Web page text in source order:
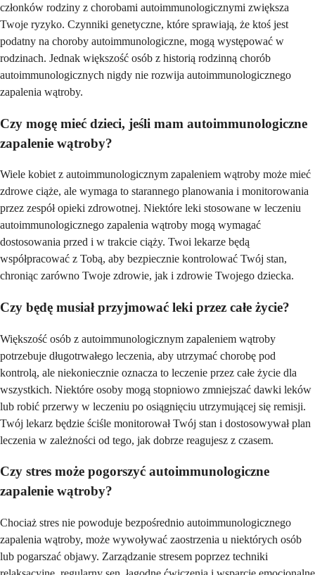
członków rodziny z chorobami autoimmunologicznymi zwiększa
Twoje ryzyko. Czynniki genetyczne, które sprawiają, że ktoś jest
podatny na choroby autoimmunologiczne, mogą występować w
rodzinach. Jednak większość osób z historią rodzinną chorób
autoimmunologicznych nigdy nie rozwija autoimmunologicznego
zapalenia wątroby.
Czy mogę mieć dzieci, jeśli mam autoimmunologiczne
zapalenie wątroby?
Wiele kobiet z autoimmunologicznym zapaleniem wątroby może mieć
zdrowe ciąże, ale wymaga to starannego planowania i monitorowania
przez zespół opieki zdrowotnej. Niektóre leki stosowane w leczeniu
autoimmunologicznego zapalenia wątroby mogą wymagać
dostosowania przed i w trakcie ciąży. Twoi lekarze będą
współpracować z Tobą, aby bezpiecznie kontrolować Twój stan,
chroniąc zarówno Twoje zdrowie, jak i zdrowie Twojego dziecka.
Czy będę musiał przyjmować leki przez całe życie?
Większość osób z autoimmunologicznym zapaleniem wątroby
potrzebuje długotrwałego leczenia, aby utrzymać chorobę pod
kontrolą, ale niekoniecznie oznacza to leczenie przez całe życie dla
wszystkich. Niektóre osoby mogą stopniowo zmniejszać dawki leków
lub robić przerwy w leczeniu po osiągnięciu utrzymującej się remisji.
Twój lekarz będzie ściśle monitorował Twój stan i dostosowywał plan
leczenia w zależności od tego, jak dobrze reagujesz z czasem.
Czy stres może pogorszyć autoimmunologiczne
zapalenie wątroby?
Chociaż stres nie powoduje bezpośrednio autoimmunologicznego
zapalenia wątroby, może wywoływać zaostrzenia u niektórych osób
lub pogarszać objawy. Zarządzanie stresem poprzez techniki